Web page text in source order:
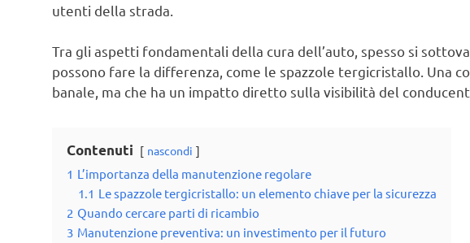
utenti della strada.
Tra gli aspetti fondamentali della cura dell’auto, spesso si
possono fare la differenza, come le spazzole tergicristallo. Una
banale, ma che ha un impatto diretto sulla visibilità del
Contenuti nascondi
1 L’importanza della manutenzione regolare
1.1 Le spazzole tergicristallo: un elemento chiave per la sicurezza
2 Quando cercare parti di ricambio
3 Manutenzione preventiva: un investimento per il futuro